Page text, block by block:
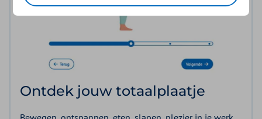
Ontdek jouw totaalplaatje